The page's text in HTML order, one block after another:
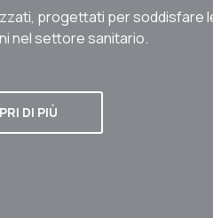
progettati per soddisfare
nel settore sanitario.
DI PIÙ